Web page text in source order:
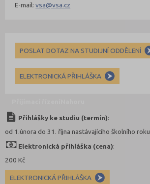
E-mail:vsa@vsa.cz
POSLAT DOTAZ NA STUDIJNÍ ODDĚLENÍ
ELEKTRONICKÁ PŘIHLÁŠKA
Přihlášky ke studiu (termín):
od 1.února do 31. října nastávajícího školního roku
Elektronická přihláška (cena):
200 Kč
ELEKTRONICKÁ PŘIHLÁŠKA